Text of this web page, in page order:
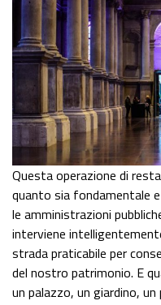
Questa operazione di
quanto sia fondamentale
le amministrazioni
interviene
strada praticabile per
del nostro patrimonio. E
un palazzo, un giardino,